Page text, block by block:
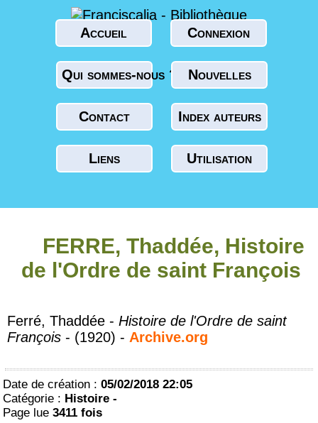
Accueil Connexion
Qui sommes-nous ? Nouvelles
Contact Index auteurs
Liens Utilisation
FERRE, Thaddée, Histoire
de l'Ordre de saint François
Ferré, Thaddée - Histoire de l'Ordre de saint
François - (1920) - Archive.org
Date de création : 05/02/2018 22:05
Catégorie : Histoire -
Page lue 3411 fois